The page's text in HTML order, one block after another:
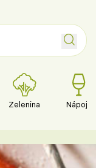
Zelenina Nápoje